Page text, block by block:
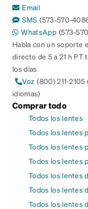
Email
SMS (573-570-
WhatsApp (573-
Habla con un soporte
directo de 5 a 21 h PT
los días
Voz (800) 211-2105
idiomas)
Comprar todo
Todos los lentes
Todos los lentes
Todos los lentes
Todos los lentes
Todos los lentes
Todos los lentes
Todos los lentes